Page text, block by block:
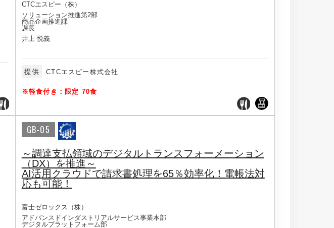
CTCエスピー（株）
ソリューション推進第2部
商品企画推進課
課長
井上 悦義
提供 CTCエスピー株式会社
※軽食付き：限定 70食
GB-05
～調達支払領域のデジタルトランスフォーメーション
（DX）を推進～
AI活用クラウドで請求書処理を65％効率化！電帳法対
応も可能！
富士ゼロックス（株）
アドバンスドインダストリアルサービス事業本部
デジタルプラットフォーム部